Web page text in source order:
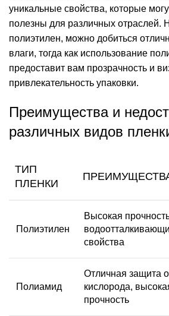
уникальные свойства, которые
полезны для различных отраслей.
полиэтилен, можно добиться
влаги, тогда как использование
предоставит вам прозрачность и
привлекательность упаковки.
Преимущества и
различных видов
ТИП
ПЛЕНКИ
Полиэтилен
Высокая
свойства
Полиамид
Отличная защита
кислорода,
прочность